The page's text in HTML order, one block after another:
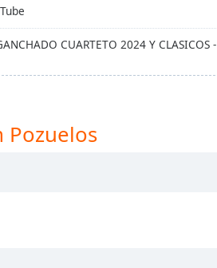
CUARTETO 2024 Y CLASICOS -
Pozuelos